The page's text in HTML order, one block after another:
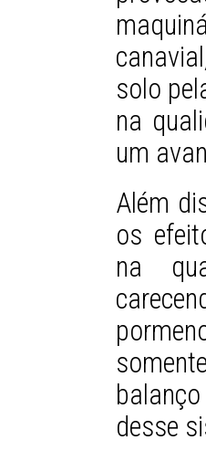
solo
na
um
Além
os
na
desse